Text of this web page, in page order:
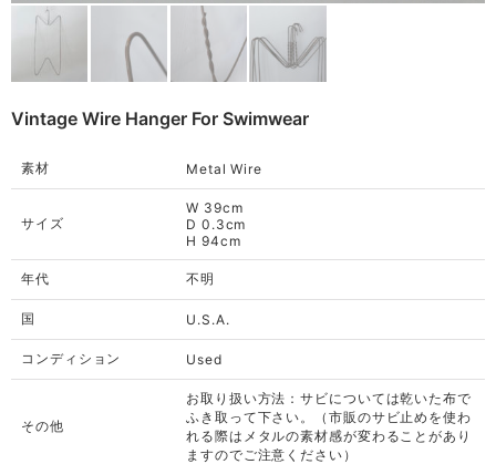
Otherwise
Vintage Wire Hanger For Swimwear
素材 Metal Wire
サイズ
W 39cm
D 0.3cm
H 94cm
年代 不明
国 U.S.A.
コンディション Used
その他
お取り扱い方法：サビについては乾いた布で
ふき取って下さい。（市販のサビ止めを使わ
れる際はメタルの素材感が変わることがあり
ますのでご注意ください）